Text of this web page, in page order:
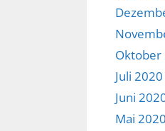
Oktober
Juli 2020
Juni
Mai 2020